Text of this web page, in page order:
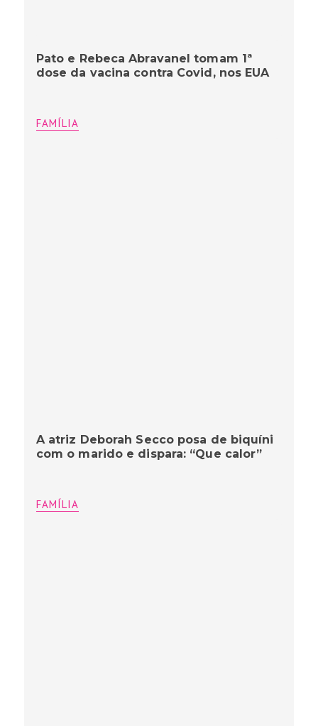
Pato e Rebeca Abravanel tomam 1ª
dose da vacina contra Covid, nos EUA
FAMÍLIA
A atriz Deborah Secco posa de biquíni
com o marido e dispara: “Que calor”
FAMÍLIA